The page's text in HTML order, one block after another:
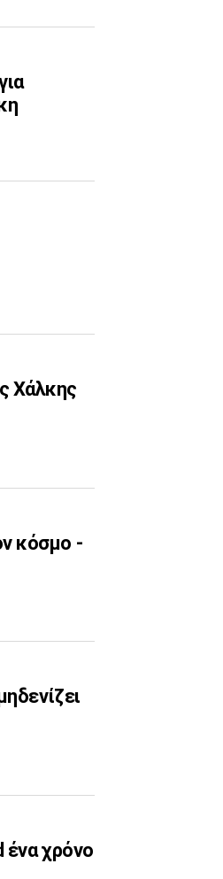
Χάλκης
κόσμο -
χρόνο